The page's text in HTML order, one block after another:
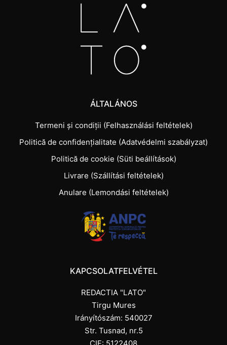
ÁLTALÁNOS
Termeni și condiții (Felhasználási feltételek)
Politică de confidențialitate (Adatvédelmi szabályzat)
Politică de cookie (Süti beállítások)
Livrare (Szállítási feltételek)
Anulare (Lemondási feltételek)
KAPCSOLATFELVÉTEL
REDACTIA "LATO"
Tirgu Mures
Irányítószám: 540027
Str. Tusnad, nr.5